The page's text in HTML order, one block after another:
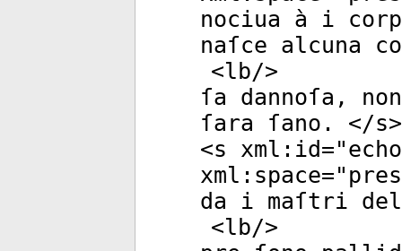
nociua à i
naſce alcuna co
<lb/>
ſa dannoſa,
ſara ſano. </s>
<s xml:id="
xml:space="
da i maſtri del
<lb/>